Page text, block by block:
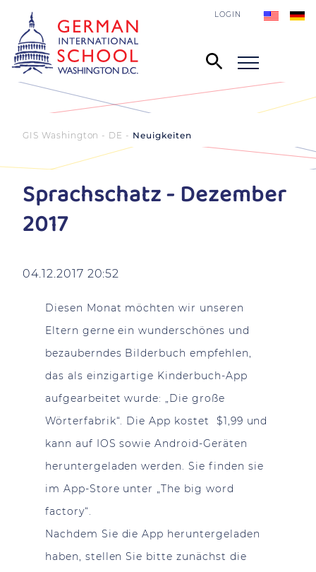
LOGIN
GIS Washington - DE Neuigkeiten
Sprachschatz - Dezember
2017
04.12.2017 20:52
Diesen Monat möchten wir unseren
Eltern gerne ein wunderschönes und
bezauberndes Bilderbuch empfehlen,
das als einzigartige Kinderbuch-App
aufgearbeitet wurde: „Die große
Wörterfabrik“. Die App kostet $1,99 und
kann auf IOS sowie Android-Geräten
heruntergeladen werden. Sie finden sie
im App-Store unter „The big word
factory“.
Nachdem Sie die App heruntergeladen
haben, stellen Sie bitte zunächst die